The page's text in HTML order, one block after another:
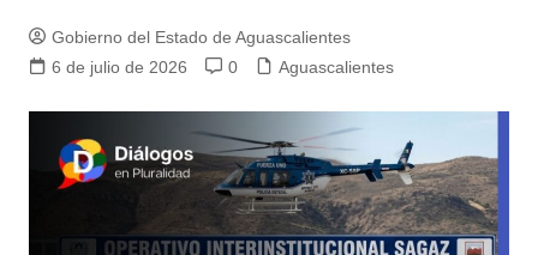
Gobierno del Estado de Aguascalientes
6 de julio de 2026
0 Aguascalientes